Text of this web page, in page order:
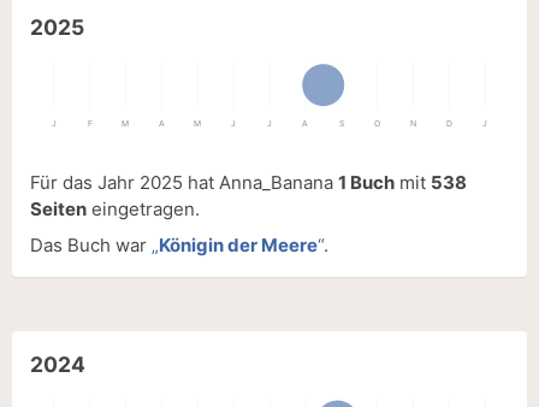
2025
J F M A M J J A S O N D J
Für das Jahr 2025 hat Anna_Banana 1 Buch mit 538
Seiten eingetragen.
Das Buch war „Königin der Meere“.
2024